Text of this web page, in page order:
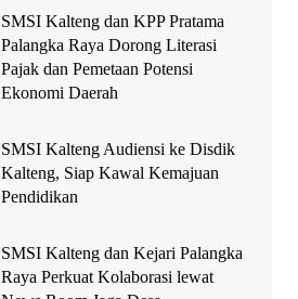
SMSI Kalteng dan KPP Pratama
Palangka Raya Dorong Literasi
Pajak dan Pemetaan Potensi
Ekonomi Daerah
SMSI Kalteng Audiensi ke Disdik
Kalteng, Siap Kawal Kemajuan
Pendidikan
SMSI Kalteng dan Kejari Palangka
Raya Perkuat Kolaborasi lewat